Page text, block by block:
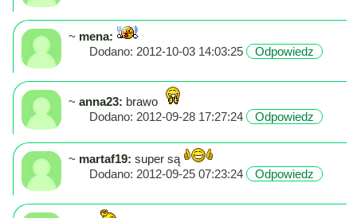
~ mena:
Dodano: 2012-10-03 14:03:25
Odpowiedz
~anna23: brawo
Dodano: 2012-09-28 17:27:24
Odpowiedz
~ martaf19:super są
Dodano: 2012-09-25 07:23:24
Odpowiedz